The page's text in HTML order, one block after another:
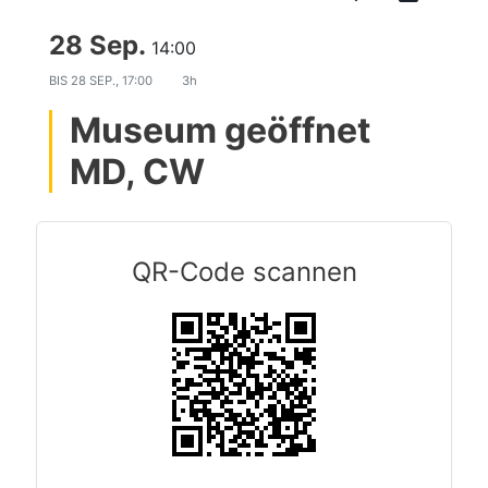
28 Sep. 14:00
BIS 28 SEP., 17:00 3h
Museum geöffnet
MD, CW
QR-Code scannen